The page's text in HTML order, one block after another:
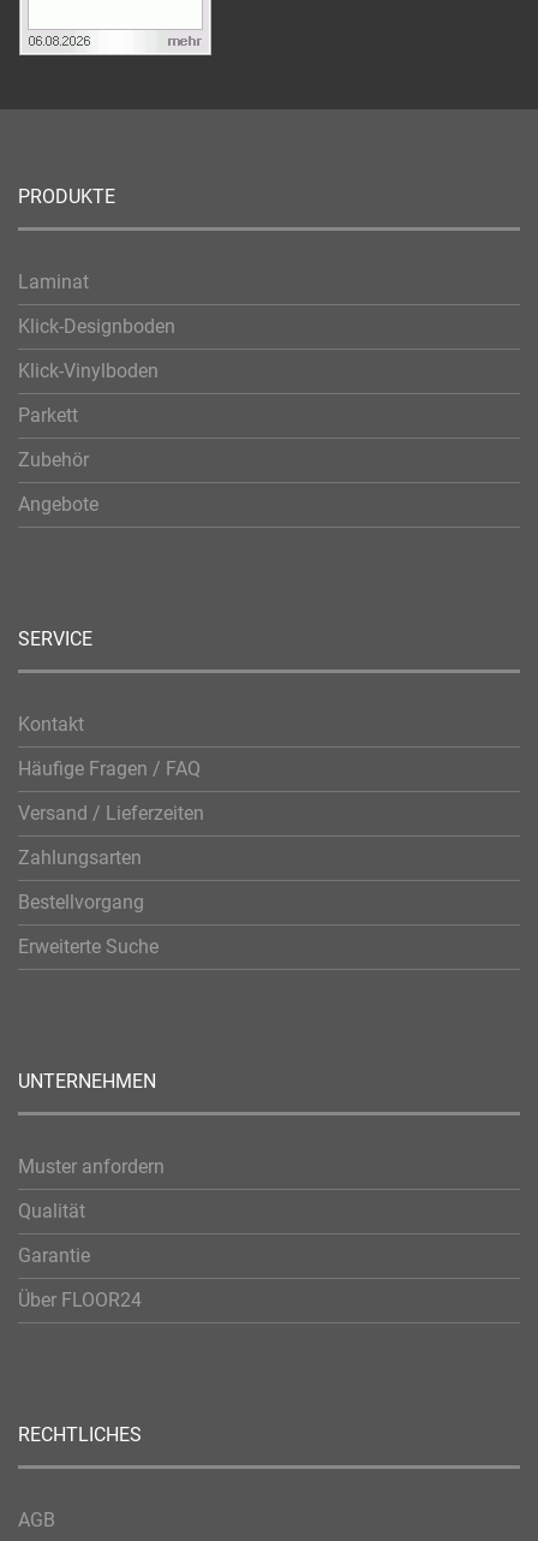
PRODUKTE
Laminat
Klick-Designboden
Klick-Vinylboden
Parkett
Zubehör
Angebote
SERVICE
Kontakt
Häufige Fragen / FAQ
Versand / Lieferzeiten
Zahlungsarten
Bestellvorgang
Erweiterte Suche
UNTERNEHMEN
Muster anfordern
Qualität
Garantie
Über FLOOR24
RECHTLICHES
AGB